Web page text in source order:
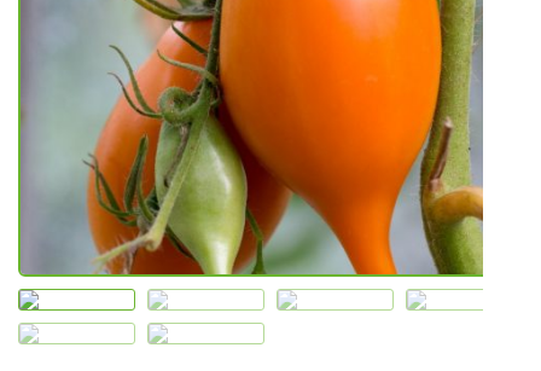
HIT SEZONE*** VRTNI SLJEZOVI
UKRASNE TRAVE
HORTENZIJE
LJEKOVITO I ZAČINSKO
VOĆE / BOBIČASTO VOĆE
Sjeme
Sjeme povrća
Rajčice
Chili